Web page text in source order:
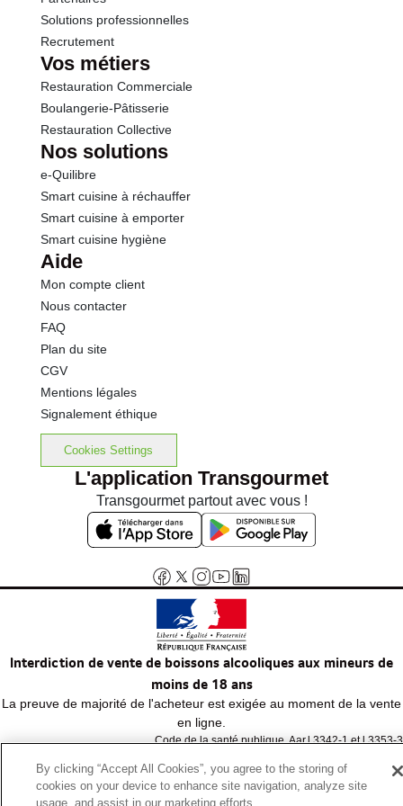
Solutions professionnelles
Recrutement
Vos métiers
Restauration Commerciale
Boulangerie-Pâtisserie
Restauration Collective
Nos solutions
e-Quilibre
Smart cuisine à réchauffer
Smart cuisine à emporter
Smart cuisine hygiène
Aide
Mon compte client
Nous contacter
FAQ
Plan du site
CGV
Mentions légales
Signalement éthique
Cookies Settings
L'application Transgourmet
Transgourmet partout avec vous !
Interdiction de vente de boissons alcooliques aux mineurs de
moins de 18 ans
La preuve de majorité de l'acheteur est exigée au moment de la vente
en ligne.
Code de la santé publique, Aar.l.3342-1 et l.3353-3
© Tous droits réservés
By clicking “Accept All Cookies”, you agree to the storing of
cookies on your device to enhance site navigation, analyze site
usage, and assist in our marketing efforts.